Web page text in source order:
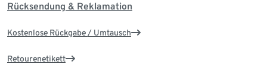
Rücksendung & Reklamation
Kostenlose Rückgabe / Umtausch
Retourenetikett